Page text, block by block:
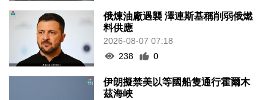
俄煉油廠遇襲 澤連斯基稱削弱俄燃
料供應
2026-08-07 07:18
238
0
伊朗擬禁美以等國船隻通行霍爾木
茲海峽